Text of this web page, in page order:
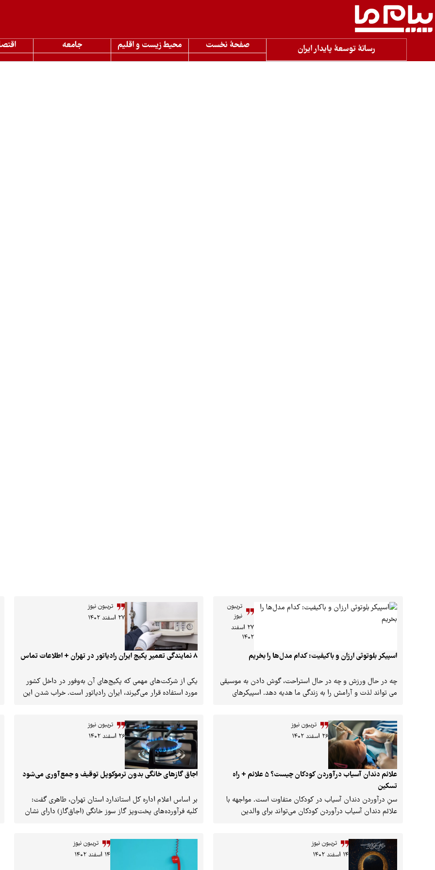
رسانۀ توسعۀ پایدار ایران صفحۀ نخست محیط زیست و اقلیم جامعه
تریبون
نیوز
۲۷ اسفند
۱۴۰۲
اسپیکر بلوتوثی ارزان و باکیفیت: کدام مدل‌ها را بخریم
چه در حال ورزش و چه در حال استراحت، گوش دادن به موسیقی
می تواند لذت و آرامش را به زندگی ما هدیه دهد. اسپیکرهای
اند. اما با وجود تنوع بسیار زیاد در بازار، انتخاب یک اسپیکر
بلوتوثی ارزان و باکیفیت می تواند چالش برانگیز باشد.
تریبون نیوز
۲۷ اسفند ۱۴۰۲
8 نمایندگی تعمیر پکیج ایران رادیاتور در تهران + اطلاعات تماس
یکی از شرکت‌های مهمی که پکیج‌های آن به‌وفور در داخل کشور
مورد استفاده قرار می‌گیرند، ایران رادیاتور است. خراب شدن این
تعمیر پکیج ایران رادیاتور مراجعه کنید و از تعمیرکاران حرفه‌ای
کمک بخواهید.
تریبون نیوز
۲۶ اسفند ۱۴۰۲
علائم دندان آسیاب درآوردن کودکان چیست؟ 5 علائم + راه
تسکین
سنِ درآوردن دندان آسیاب در کودکان متفاوت است. مواجهه با
علائم دندان آسیاب درآوردن کودکان می‌تواند برای والدین
دندان‌های آسیاب در جویدن غذاها، مهم است که والدین با
نشانه‌های درآمدن این دندان‌ها آشنا باشند.
تریبون نیوز
۲۶ اسفند ۱۴۰۲
اجاق گازهای ﺧﺎﻧﮕﯽ بدون ترموکوپل توقیف و جمع‌آوری می‌شود
بر اساس اعلام اداره کل استاندارد استان تهران، طاهری گفت:
کلیه فرآورده‌های پخت‌وپز گاز سوز خانگی (اجاق‌گاز) دارای نشان
میزی، اجاق‌گاز فردار و اجاق گاز ساده یا طرح فر) الزامی و تولید
اجاق‌گاز بدون ترموکوپل ممنوع است.
تریبون نیوز
۱۴ اسفند ۱۴۰۲
تریبون نیوز
۱۴ اسفند ۱۴۰۲